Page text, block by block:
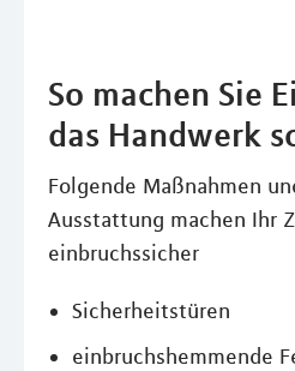
So machen Sie
das Handwerk
Folgende Maßnahmen
Ausstattung machen Ihr
einbruchssicher
Sicherheitstüren
einbruchshemmende